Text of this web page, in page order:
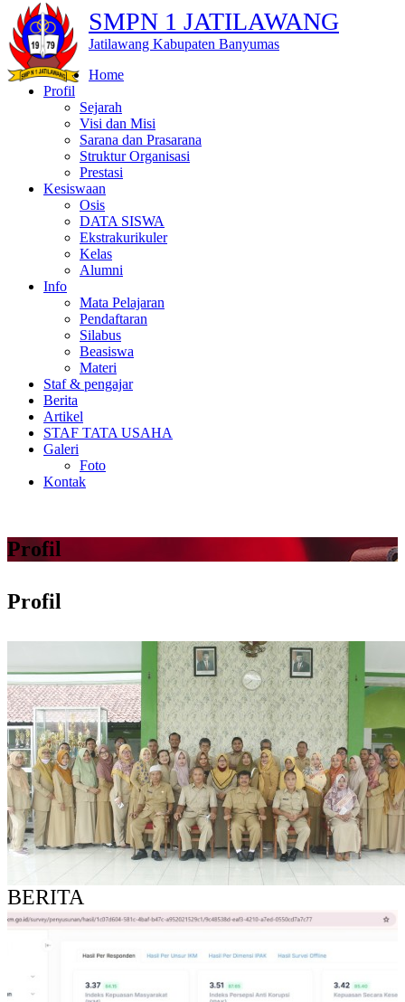
SMPN 1 JATILAWANG
Jatilawang Kabupaten Banyumas
Home
Profil
Sejarah
Visi dan Misi
Sarana dan Prasarana
Struktur Organisasi
Prestasi
Kesiswaan
Osis
DATA SISWA
Ekstrakurikuler
Kelas
Alumni
Info
Mata Pelajaran
Pendaftaran
Silabus
Beasiswa
Materi
Staf & pengajar
Berita
Artikel
STAF TATA USAHA
Galeri
Foto
Kontak
Profil
Profil
BERITA